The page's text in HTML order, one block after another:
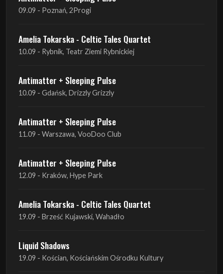
10.09 - Rybnik, Teatr Ziemi Rybnickiej
Antimatter + Sleeping Pulse
Antimatter + Sleeping Pulse
11.09 - Warszawa, VooDoo Club
Antimatter + Sleeping Pulse
12.09 - Kraków, Hype Park
Amelia Tokarska - Celtic Tales Quartet
19.09 - Brześć Kujawski, Wahadło
Liquid Shadows
19.09 - Kościan, Kościańskim Ośrodku Kultury
Amelia Tokarska - Celtic Tales Quartet
20.09 - Brześć Kujawski, Wahadło